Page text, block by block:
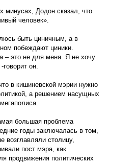
минусах, Додон сказал, что
человек».
быть циничным, а в
побеждают циники.
– это не для меня. Я не хочу
он.
в кишиневской мэрии нужно
а решением насущных
большая проблема
годы заключалась в том,
возглавляли столицу,
пост мэра, как
продвижения политических